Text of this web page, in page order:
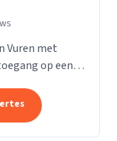
Vuren met
op een